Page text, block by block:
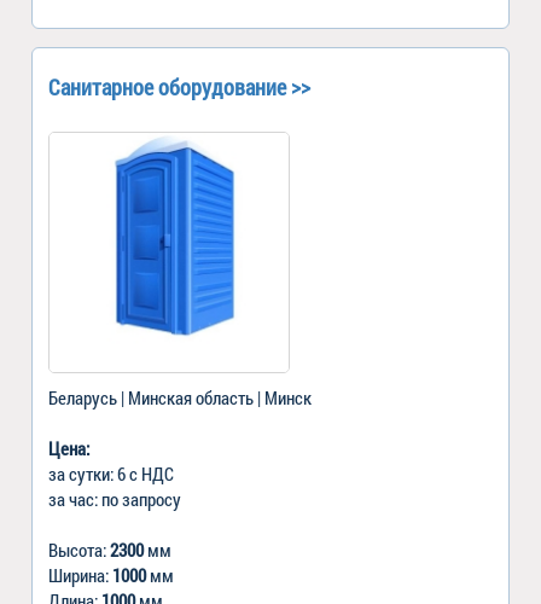
Санитарное оборудование >>
Беларусь | Минская область | Минск
Цена:
за сутки: 6 с НДС
за час: по запросу
Высота:2300мм
Ширина: 1000мм